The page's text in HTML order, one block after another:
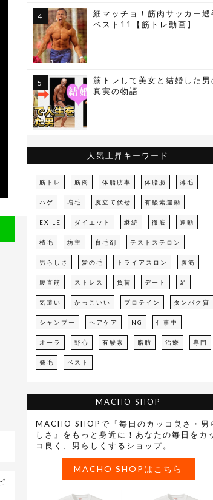
細マッチョ！筋肉サッカー選
ベスト11【筋トレ動画】
筋トレして美女と結婚した男
真実の物語
人気上昇キーワード
筋トレ 筋肉 体脂肪率 体脂肪 薄毛
ハゲ 増毛 腕立て伏せ 有酸素運動
EXILE ダイエット 継続 徹底 運動
植毛 坊主 育毛剤 テストステロン
男らしさ 髪の毛 トライアスロン 腹筋
腹直筋 ストレス 負荷 デート 足
気遣い かっこいい プロテイン タンパク質
シャンプー ヘアケア NG 仕事中
オーラ 野心 有酸素 脂肪 治療 専門
発毛 ベスト
MACHO SHOP
MACHO SHOPで『毎日のカッコ良さ・男
しさ』をもっと身近に！あなたの毎日をカ
コ良く、男らしくするショップ。
MACHO SHOPはこちら